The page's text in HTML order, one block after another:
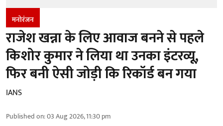
मनोरंजन
राजेश खन्ना के लिए आवाज बनने से पहले
किशोर कुमार ने लिया था उनका इंटरव्यू,
फिर बनी ऐसी जोड़ी कि रिकॉर्ड बन गया
IANS
Published on:03 Aug 2026, 11:30 pm